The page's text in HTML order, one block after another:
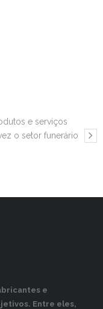
e serviços
o setor funerário
e
Entre eles,